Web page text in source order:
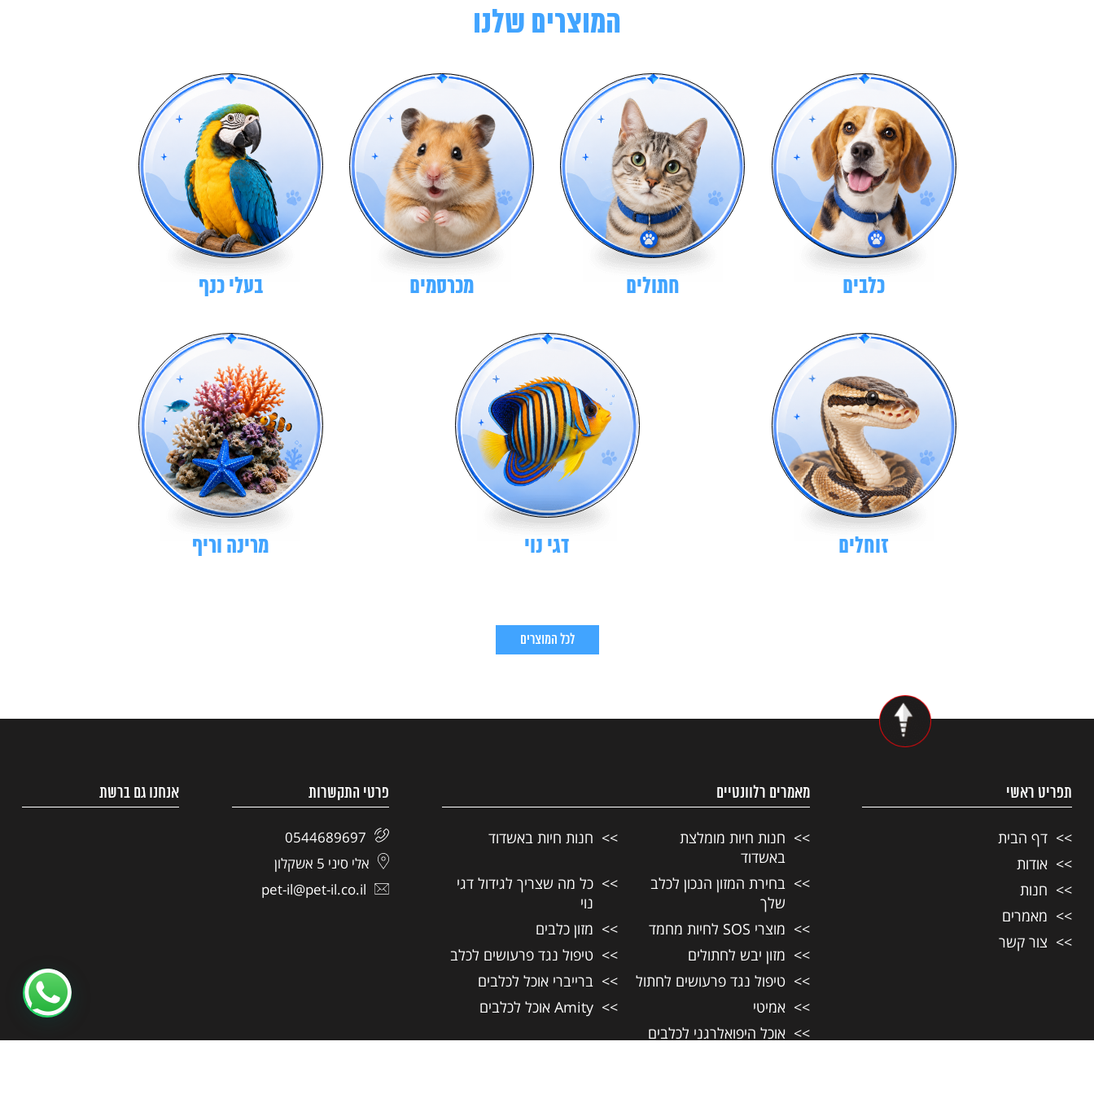
המוצרים שלנו
כלבים חתולים מכרסמים בעלי כנף
זוחלים דגי נוי מרינה וריף
לכל המוצרים
תפריט ראשי
דף הבית
אודות
חנות
מאמרים
צור קשר
מאמרים רלוונטיים
חנות חיות מומלצת
באשדוד
חנות חיות באשדוד
בחירת המזון הנכון לכלב
שלך
כל מה שצריך לגידול דגי
נוי
מוצרי SOS לחיות מחמד
מזון כלבים
מזון יבש לחתולים
טיפול נגד פרעושים לכלב
טיפול נגד פרעושים לחתול
ברייברי אוכל לכלבים
אמיטי
Amity אוכל לכלבים
אוכל היפואלרגני לכלבים
פרטי התקשרות
0544689697
אלי סיני 5 אשקלון
pet-il@pet-il.co.il
אנחנו גם ברשת